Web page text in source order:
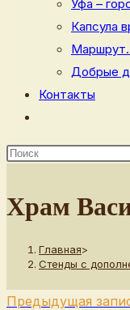
Уфа –
Капсула
Добрые
Контакты
по
сайту
Храм
Главная>
Стенды с
Еще
Предыдущая